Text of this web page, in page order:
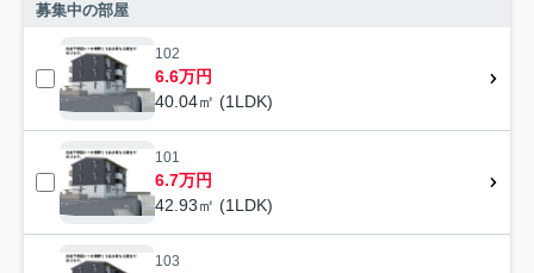
募集中の部屋
102
6.6万円
40.04㎡ (1LDK)
101
6.7万円
42.93㎡ (1LDK)
103